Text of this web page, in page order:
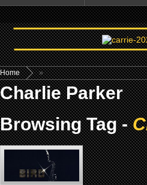
Home »
Charlie Parker
Browsing Tag -